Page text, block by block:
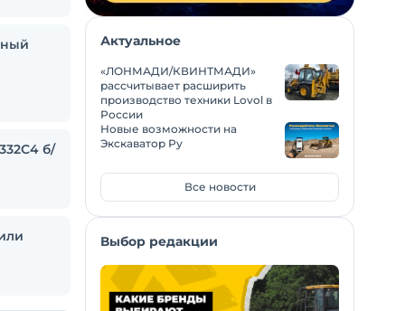
б/
Актуальное
«ЛОНМАДИ/КВИНТМАДИ»
рассчитывает расширить
производство техники Lovol в
России
Новые возможности на
Экскаватор Ру
Все новости
Выбор редакции